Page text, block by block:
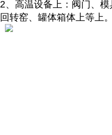
2、高温设备上：阀门、模
回转窑、罐体箱体上等上。